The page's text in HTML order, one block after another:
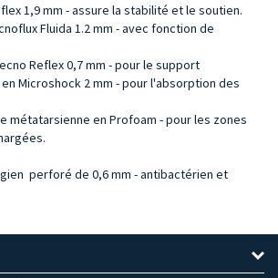
1,9 mm - assure la stabilité et le soutien.
Fluida 1.2 mm - avec fonction de
Reflex 0,7 mm - pour le support
Microshock 2 mm - pour l'absorption des
métatarsienne en Profoam - pour les zones
perforé de 0,6 mm - antibactérien et